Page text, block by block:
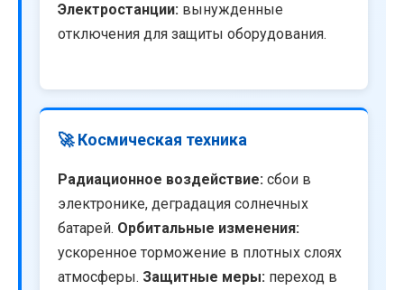
Электростанции: вынужденные
отключения для защиты оборудования.
🚀 Космическая техника
Радиационное воздействие: сбои в
электронике, деградация солнечных
батарей. Орбитальные изменения:
ускоренное торможение в плотных слоях
атмосферы. Защитные меры: переход в